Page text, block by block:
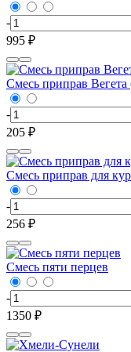
-
995 ₽
Смесь приправ Вегета
-
205 ₽
Смесь приправ для
-
256 ₽
Смесь пяти перцев
-
1350 ₽